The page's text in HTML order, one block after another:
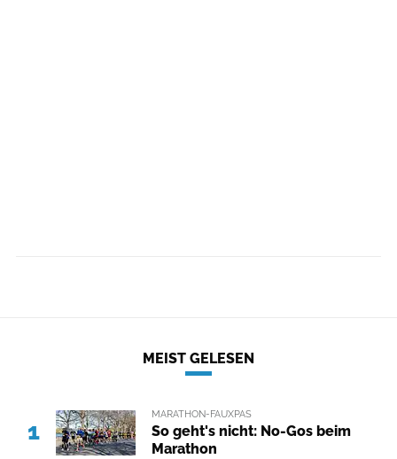
MEIST GELESEN
1
MARATHON-FAUXPAS
So geht's nicht: No-Gos beim
Marathon